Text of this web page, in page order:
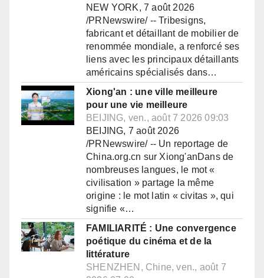
NEW YORK, 7 août 2026
/PRNewswire/ -- Tribesigns,
fabricant et détaillant de mobilier de
renommée mondiale, a renforcé ses
liens avec les principaux détaillants
américains spécialisés dans…
Xiong'an : une ville meilleure
pour une vie meilleure
BEIJING, ven., août 7 2026 09:03
BEIJING, 7 août 2026
/PRNewswire/ -- Un reportage de
China.org.cn sur Xiong'anDans de
nombreuses langues, le mot «
civilisation » partage la même
origine : le mot latin « civitas », qui
signifie «…
FAMILIARITÉ : Une convergence
poétique du cinéma et de la
littérature
SHENZHEN, Chine, ven., août 7